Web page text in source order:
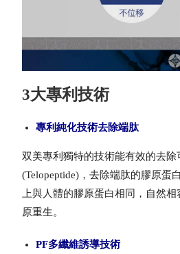
3大專利技術
專利純化技術去除端肽
双美專利獨特的技術能有效的去除
(Telopeptide)，去除端肽的膠原蛋
上與人體的膠原蛋白相同，自然
原重生。
PF多纖維誘導技術